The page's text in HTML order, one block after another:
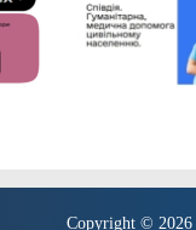
Copyright © 2026